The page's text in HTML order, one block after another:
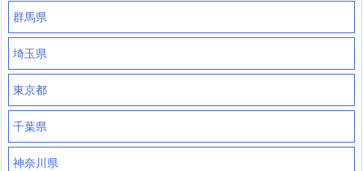
群馬県
埼玉県
東京都
千葉県
神奈川県